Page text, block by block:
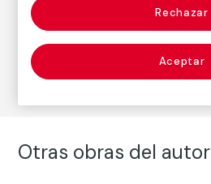
Fallecimiento: San Francisco, 1998
Fotografía
Otras obras del autor
Rechazar
Aceptar